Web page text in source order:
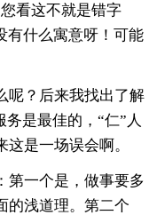
看这不就是错字
有什么寓意呀！可能
呢？后来我找出了解
是最佳的，“仁”人
是一场误会啊。
第一个是，做事要多
的浅道理。第二个